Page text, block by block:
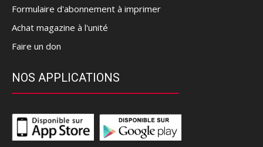
Formulaire d'abonnement à imprimer
Achat magazine à l'unité
Faire un don
NOS APPLICATIONS